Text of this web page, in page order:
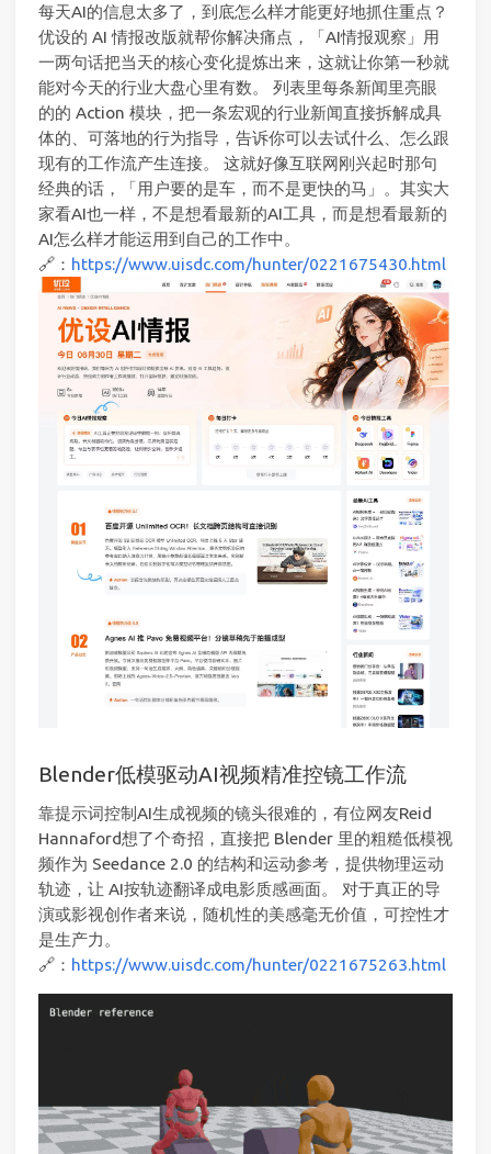
每天AI的信息太多了，到底怎么样才能更好地抓住重点？
优设的 AI 情报改版就帮你解决痛点，「AI情报观察」用
一两句话把当天的核心变化提炼出来，这就让你第一秒就
能对今天的行业大盘心里有数。 列表里每条新闻里亮眼
的的 Action 模块，把一条宏观的行业新闻直接拆解成具
体的、可落地的行为指导，告诉你可以去试什么、怎么跟
现有的工作流产生连接。 这就好像互联网刚兴起时那句
经典的话，「用户要的是车，而不是更快的马」。其实大
家看AI也一样，不是想看最新的AI工具，而是想看最新的
AI怎么样才能运用到自己的工作中。
🔗： https://www.uisdc.com/hunter/0221675430.html
Blender低模驱动AI视频精准控镜工作流
靠提示词控制AI生成视频的镜头很难的，有位网友Reid
Hannaford想了个奇招，直接把 Blender 里的粗糙低模视
频作为 Seedance 2.0 的结构和运动参考，提供物理运动
轨迹，让 AI按轨迹翻译成电影质感画面。 对于真正的导
演或影视创作者来说，随机性的美感毫无价值，可控性才
是生产力。
🔗： https://www.uisdc.com/hunter/0221675263.html